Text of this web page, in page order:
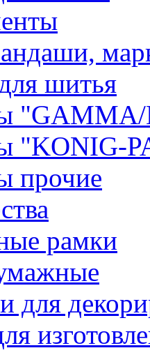
шитья
"GAMMA/
"KONIG-
прочие
рамки
для